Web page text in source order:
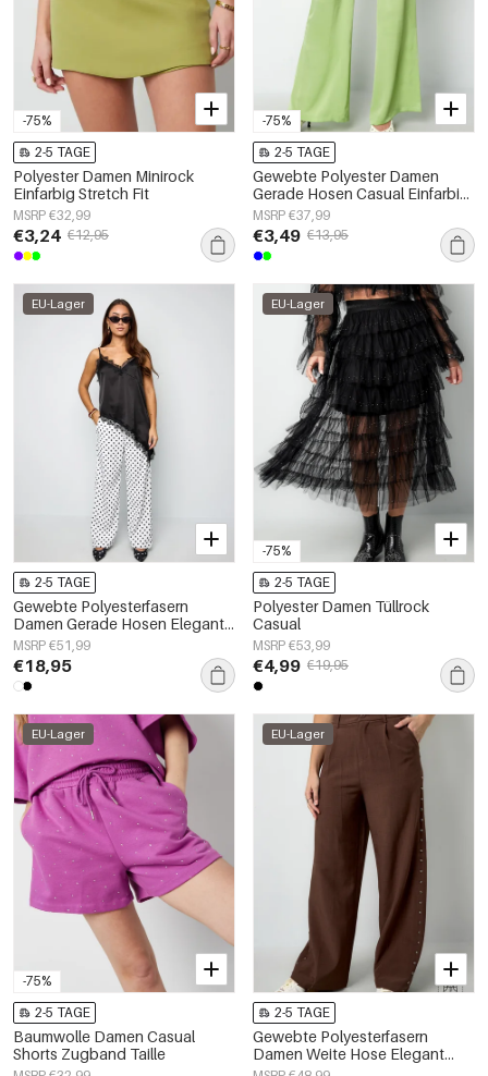
-75%
2-5 TAGE
Polyester Damen Minirock
Einfarbig Stretch Fit
MSRP €32,99
€3,24 €12,95
-75%
2-5 TAGE
Gewebte Polyester Damen
Gerade Hosen Casual Einfarbig
Frühling/Sommer
MSRP €37,99
€3,49 €13,95
EU-Lager
2-5 TAGE
Gewebte Polyesterfasern
Damen Gerade Hosen Elegante
Punkte
MSRP €51,99
€18,95
-75%
EU-Lager
2-5 TAGE
Polyester Damen Tüllrock
Casual
MSRP €53,99
€4,99 €19,95
-75%
EU-Lager
2-5 TAGE
Baumwolle Damen Casual
Shorts Zugband Taille
EU-Lager
2-5 TAGE
Gewebte Polyesterfasern
Damen Weite Hose Elegant
Einfarbig Herbst/Winter